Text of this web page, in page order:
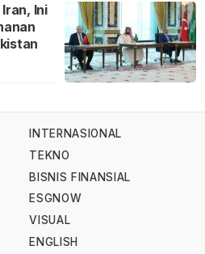
Ini
INTERNASIONAL
TEKNO
BISNIS FINANSIAL
ESGNOW
VISUAL
ENGLISH